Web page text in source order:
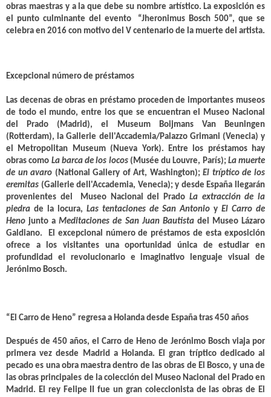
obras maestras y a la que debe su nombre artístico. La exposición es
el punto culminante del evento “Jheronimus Bosch 500”, que se
celebra en 2016 con motivo del V centenario de la muerte del artista.
Excepcional número de préstamos
Las decenas de obras en préstamo proceden de importantes museos
de todo el mundo, entre los que se encuentran el Museo Nacional
del Prado (Madrid), el Museum Boijmans Van Beuningen
(Rotterdam), la Gallerie dell'Accademia/Palazzo Grimani (Venecia) y
el Metropolitan Museum (Nueva York). Entre los préstamos hay
obras como La barca de los locos(Musée du Louvre, París); La muerte
de un avaro (National Gallery of Art, Washington);El tríptico de los
eremitas (Gallerie dell'Accademia, Venecia); y desde España llegarán
provenientes del Museo Nacional del Prado La extracción de la
piedra de la locura, Las tentaciones de San Antonio y El Carro de
Heno junto aMeditaciones de San Juan Bautista del Museo Lázaro
Galdiano. El excepcional número de préstamos de esta exposición
ofrece a los visitantes una oportunidad única de estudiar en
profundidad el revolucionario e imaginativo lenguaje visual de
Jerónimo Bosch.
“El Carro de Heno” regresa a Holanda desde España tras 450 años
Después de 450 años, el Carro de Heno de Jerónimo Bosch viaja por
primera vez desde Madrid a Holanda. El gran tríptico dedicado al
pecado es una obra maestra dentro de las obras de El Bosco, y una de
las obras principales de la colección del Museo Nacional del Prado en
Madrid. El rey Felipe II fue un gran coleccionista de las obras de El